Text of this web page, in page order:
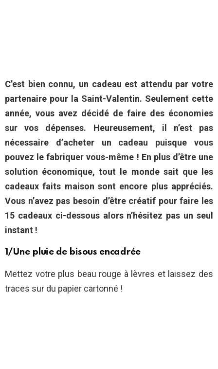
C’est bien connu, un cadeau est attendu par votre
partenaire pour la Saint-Valentin. Seulement cette
année, vous avez décidé de faire des économies
sur vos dépenses. Heureusement, il n’est pas
nécessaire d’acheter un cadeau puisque vous
pouvez le fabriquer vous-même ! En plus d’être une
solution économique, tout le monde sait que les
cadeaux faits maison sont encore plus appréciés.
Vous n’avez pas besoin d’être créatif pour faire les
15 cadeaux ci-dessous alors n’hésitez pas un seul
instant !
1/Une pluie de bisous encadrée
Mettez votre plus beau rouge à lèvres et laissez des
traces sur du papier cartonné !